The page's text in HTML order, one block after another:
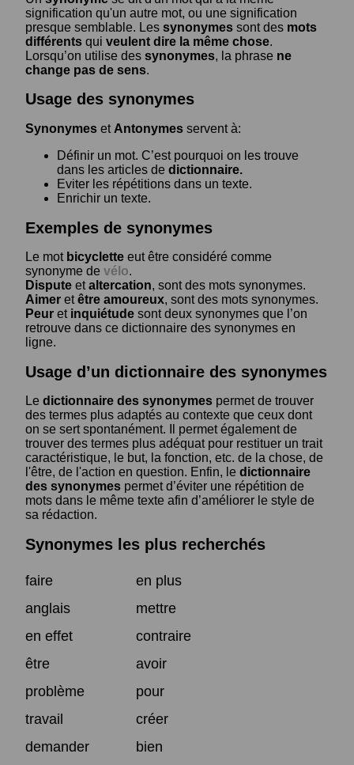
signification qu'un autre mot, ou une signification
presque semblable. Les synonymes sont des mots
différents qui veulent dire la même chose.
Lorsqu’on utilise des synonymes, la phrase ne
change pas de sens.
Usage des synonymes
Synonymes et Antonymes servent à:
Définir un mot. C’est pourquoi on les trouve
dans les articles de dictionnaire.
Eviter les répétitions dans un texte.
Enrichir un texte.
Exemples de synonymes
Le mot bicyclette eut être considéré comme
synonyme de vélo.
Dispute etaltercation, sont des mots synonymes.
Aimer etêtre amoureux, sont des mots synonymes.
Peur et inquiétude sont deux synonymes que l’on
retrouve dans ce dictionnaire des synonymes en
ligne.
Usage d’un dictionnaire des synonymes
Le dictionnaire des synonymes permet de trouver
des termes plus adaptés au contexte que ceux dont
on se sert spontanément. Il permet également de
trouver des termes plus adéquat pour restituer un trait
caractéristique, le but, la fonction, etc. de la chose, de
l'être, de l'action en question. Enfin, le dictionnaire
des synonymes permet d’éviter une répétition de
mots dans le même texte afin d’améliorer le style de
sa rédaction.
Synonymes les plus recherchés
faire
en plus
anglais
mettre
en effet
contraire
être
avoir
problème
pour
travail
créer
demander
bien